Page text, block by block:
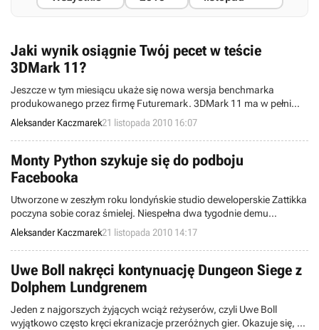
Jaki wynik osiągnie Twój pecet w teście
3DMark 11?
Jeszcze w tym miesiącu ukaże się nowa wersja benchmarka
produkowanego przez firmę Futuremark. 3DMark 11 ma w pełni
korzystać z możliwości bibliotek DirectX 11 w tym m.in. teselacji,
wolumetrycznego cieniowania oraz wielowątkowości.
Zainteresowani płatną wersją programu mogą już zamawiać go w
przedsprzedaży z 5-dolarowym rabatem.
Aleksander Kaczmarek21 listopada 2010 16:07
Monty Python szykuje się do podboju
Facebooka
Utworzone w zeszłym roku londyńskie studio deweloperskie Zattikka
poczyna sobie coraz śmielej. Niespełna dwa tygodnie demu
wypuściło ono grę Mr. Bean: Out of Control przeznaczoną na
telefony iPhone oraz tablety iPad. Okazuje się, że w planach firmy
jest także facebookowa produkcja na licencji Monty Pythona.
Aleksander Kaczmarek21 listopada 2010 14:17
Uwe Boll nakręci kontynuację Dungeon Siege z
Dolphem Lundgrenem
Jeden z najgorszych żyjących wciąż reżyserów, czyli Uwe Boll
wyjątkowo często kręci ekranizacje przeróżnych gier. Okazuje się, że